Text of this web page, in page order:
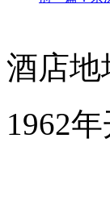
酒店地
1962